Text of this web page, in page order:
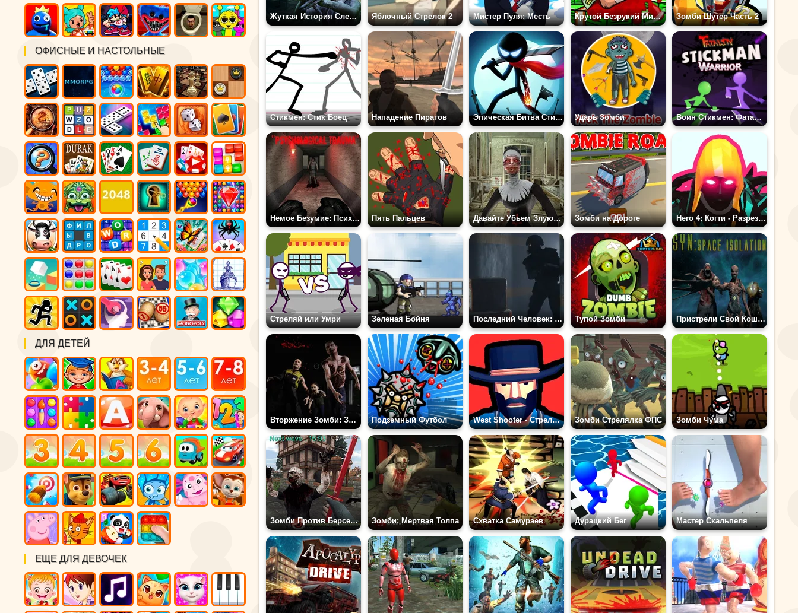
ОФИСНЫЕ И НАСТОЛЬНЫЕ
ДЛЯ ДЕТЕЙ
ЕЩЕ ДЛЯ ДЕВОЧЕК
Жуткая История Слендермена: Психушка Яблочный Стрелок 2 Мистер Пуля: Месть Крутой Безрукий Миллионер Зомби Шутер Часть 2
Стикмен: Стик Боец Нападение Пиратов Эпическая Битва Стикменов Ударь Зомби Воин Стикмен: Фаталити
Немое Безумие: Психотравма Пять Пальцев Давайте Убьем Злую Монахиню Зомби на Дороге Hero 4: Когти - Разрезай Всех
Стреляй или Умри Зеленая Бойня Последний Человек: Шутер Тупой Зомби Пристрели Свой Кошмар: Космическая Изоляция
Вторжение Зомби: Защита Подземный Футбол West Shooter - Стрелок Дикого Запада Зомби Стрелялка ФПС Зомби Чума
Зомби Против Берсерка Зомби: Мертвая Толпа Схватка Самураев Дурацкий Бег Мастер Cкальпеля